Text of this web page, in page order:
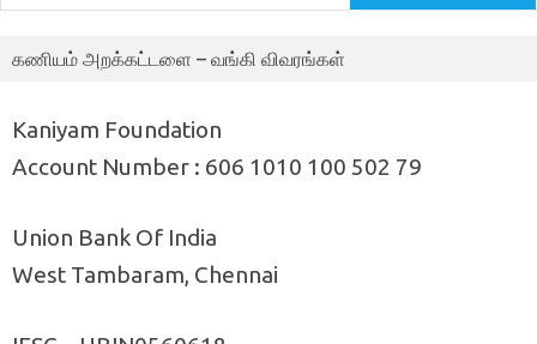
கணியம் அறக்கட்டளை – வங்கி விவரங்கள்
Kaniyam Foundation
Account Number : 606 1010 100 502 79
Union Bank Of India
West Tambaram, Chennai